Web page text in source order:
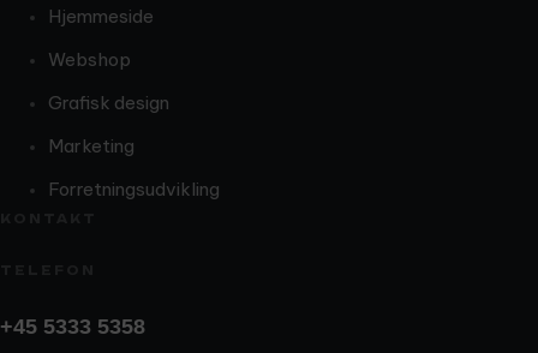
Hjemmeside
Webshop
Grafisk design
Marketing
Forretningsudvikling
+45 5333 5358